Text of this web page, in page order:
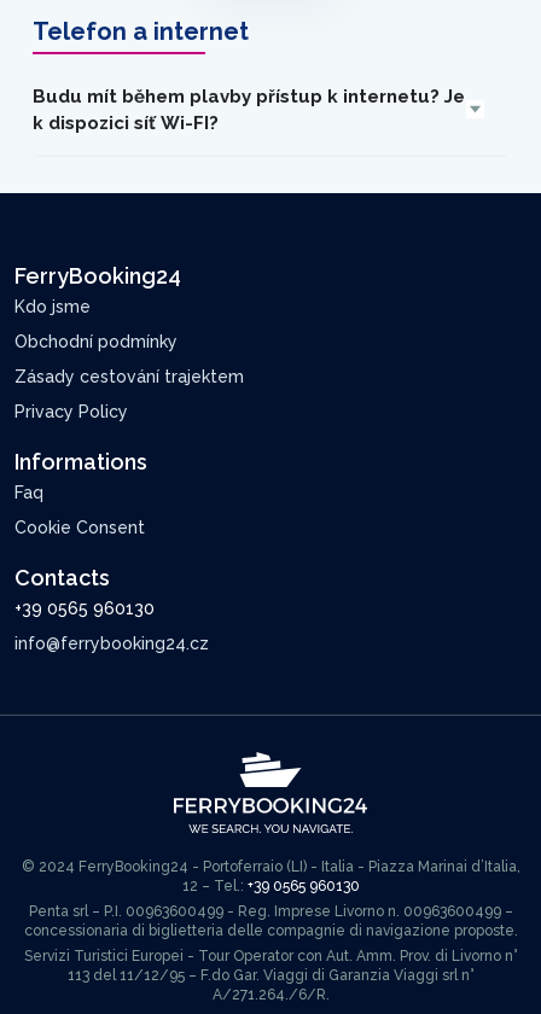
Telefon a internet
Budu mít během plavby přístup k internetu? Je
k dispozici síť Wi-FI?
FerryBooking24
Kdo jsme
Obchodní podmínky
Zásady cestování trajektem
Privacy Policy
Informations
Faq
Cookie Consent
Contacts
+39 0565 960130
info@ferrybooking24.cz
© 2024 FerryBooking24 - Portoferraio (LI) - Italia - Piazza Marinai d’Italia,
12 – Tel.: +39 0565 960130
Penta srl – P.I. 00963600499 - Reg. Imprese Livorno n. 00963600499 –
concessionaria di biglietteria delle compagnie di navigazione proposte.
Servizi Turistici Europei - Tour Operator con Aut. Amm. Prov. di Livorno n°
113 del 11/12/95 – F.do Gar. Viaggi di Garanzia Viaggi srl n°
A/271.264./6/R.